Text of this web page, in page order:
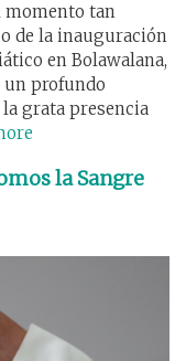
momento tan
de la inauguración
en Bolawalana,
un profundo
grata presencia
la Sangre